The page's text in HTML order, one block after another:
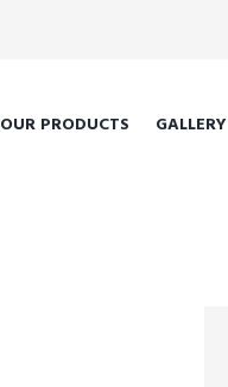
OUR PRODUCTS GALLERY